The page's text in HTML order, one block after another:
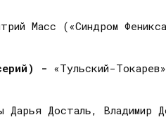
Масс («Синдром
- «Тульский-
Дарья Досталь, Владимир